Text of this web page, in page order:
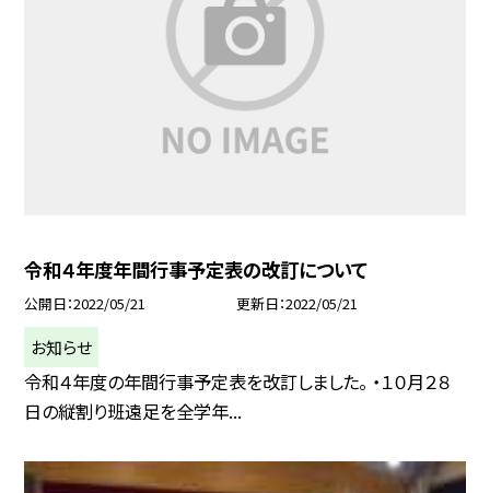
令和４年度年間行事予定表の改訂について
公開日 2022/05/21 更新日 2022/05/21
お知らせ
令和４年度の年間行事予定表を改訂しました。 ・１０月２８
日の縦割り班遠足を全学年...